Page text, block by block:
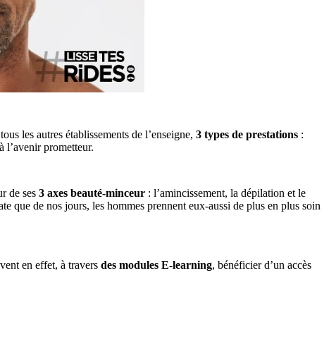
les autres établissements de l’enseigne, 3 types de prestations :
l’avenir prometteur.
de ses 3 axes beauté-minceur : l’amincissement, la dépilation et le
que de nos jours, les hommes prennent eux-aussi de plus en plus soin
en effet, à travers des modules E-learning, bénéficier d’un accès